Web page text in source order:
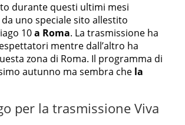
durante questi ultimi mesi
uno speciale sito allestito
10a Roma. La trasmissione ha
mentre dall’altro ha
zona di Roma. Il programma di
autunno ma sembra che la
per la trasmissione Viva